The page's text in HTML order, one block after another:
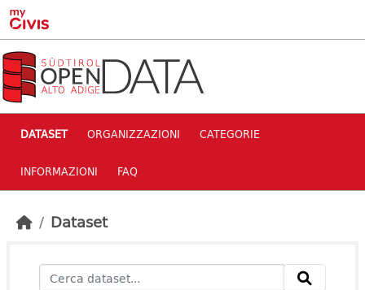
Skip to main content
DATASET ORGANIZZAZIONI CATEGORIE
INFORMAZIONI FAQ
Dataset